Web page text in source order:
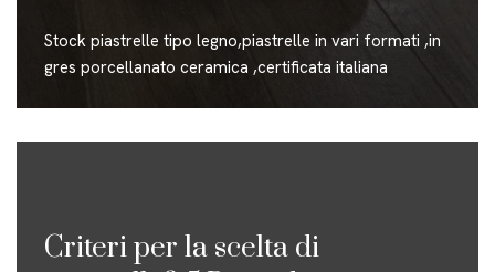
Stock piastrelle tipo legno,piastrelle in vari formati ,in
gres porcellanato ceramica ,certificata italiana
Criteri per la scelta di